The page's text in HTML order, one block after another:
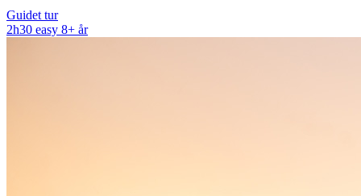
Guidet tur
2h30 easy 8+ år